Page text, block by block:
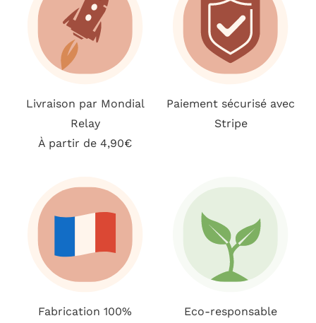
Livraison par Mondial
Relay
À partir de 4,90€
Paiement sécurisé avec
Stripe
Fabrication 100%
Eco-responsable